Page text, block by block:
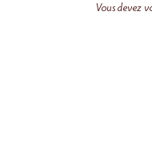
Vous devez